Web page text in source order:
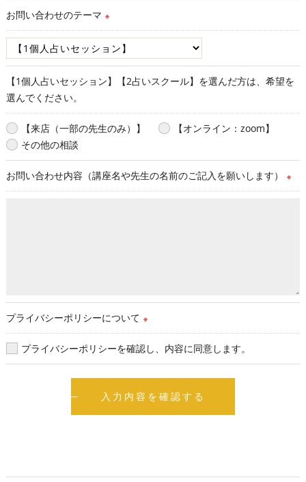
お問い合わせのテーマ ※
【1個人占いセッション】【2占いスクール】を選んだ方は、希望を
選んでください。
【来店（一部の先生のみ）】
【オンライン：zoom】
その他の相談
お問い合わせ内容（講座名や先生の名前のご記入を願いします） ※
プライバシーポリシーについて ※
プライバシーポリシーを確認し、内容に同意します。